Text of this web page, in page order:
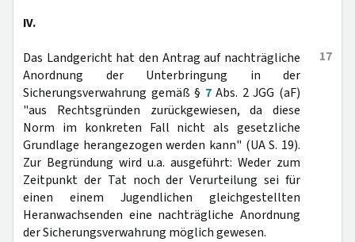
IV.
17
Das Landgericht hat den Antrag auf nachträgliche
Anordnung der Unterbringung in der
Sicherungsverwahrung gemäß § 7Abs. 2 JGG (aF)
"aus Rechtsgründen zurückgewiesen, da diese
Norm im konkreten Fall nicht als gesetzliche
Grundlage herangezogen werden kann" (UA S. 19).
Zur Begründung wird u.a. ausgeführt: Weder zum
Zeitpunkt der Tat noch der Verurteilung sei für
einen einem Jugendlichen gleichgestellten
Heranwachsenden eine nachträgliche Anordnung
der Sicherungsverwahrung möglich gewesen.